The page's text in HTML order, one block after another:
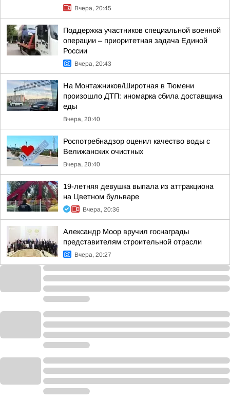
Вчера, 20:45
Поддержка участников специальной военной
операции – приоритетная задача Единой
России
Вчера, 20:43
На Монтажников/Широтная в Тюмени
произошло ДТП: иномарка сбила доставщика
еды
Вчера, 20:40
Роспотребнадзор оценил качество воды с
Велижанских очистных
Вчера, 20:40
19-летняя девушка выпала из аттракциона
на Цветном бульваре
Вчера, 20:36
Александр Моор вручил госнаграды
представителям строительной отрасли
Вчера, 20:27